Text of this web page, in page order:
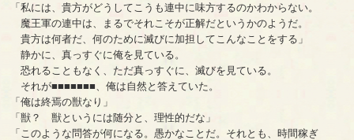
「私には、貴方がどうしてこうも連中に味方するのかわからない。
魔王軍の連中は、まるでそれこそが正解だというかのようだ。
貴方は何者だ、何のために滅びに加担してこんなことをする」
静かに、真っすぐに俺を見ている。
恐れることもなく、ただ真っすぐに、滅びを見ている。
それが■■■■■■■、俺は自然と答えていた。
「俺は終焉の獣なり」
「獣？ 獣というには随分と、理性的だな」
「このような問答が何になる。愚かなことだ。それとも、時間稼ぎ